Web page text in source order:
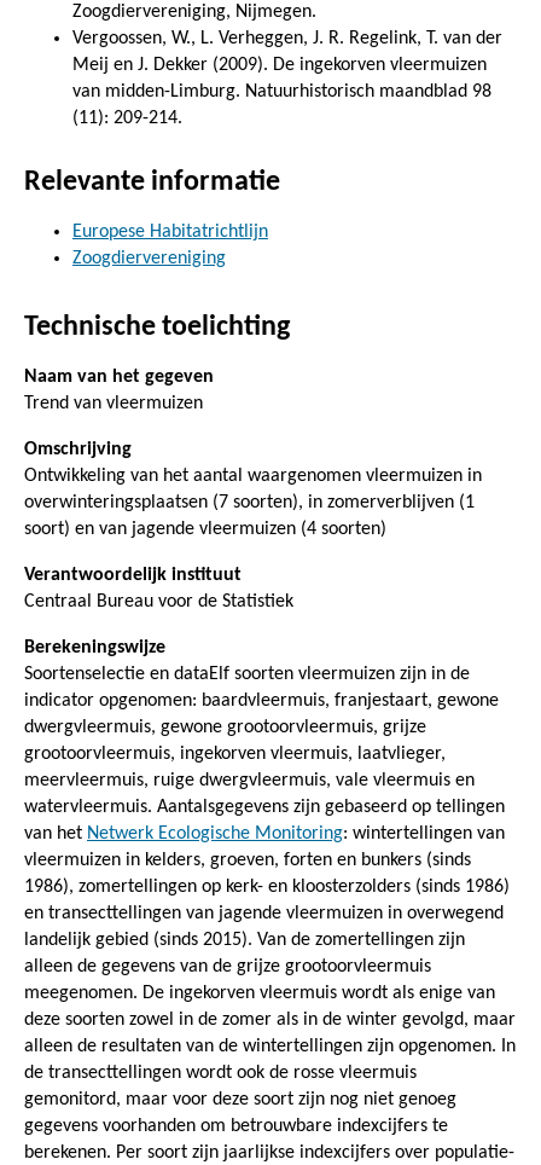
Zoogdiervereniging, Nijmegen.
Vergoossen, W., L. Verheggen, J. R. Regelink, T. van der
Meij en J. Dekker (2009). De ingekorven vleermuizen
van midden-Limburg. Natuurhistorisch maandblad 98
(11): 209-214.
Relevante informatie
Europese Habitatrichtlijn
Zoogdiervereniging
Technische toelichting
Naam van het gegeven
Trend van vleermuizen
Omschrijving
Ontwikkeling van het aantal waargenomen vleermuizen in
overwinteringsplaatsen (7 soorten), in zomerverblijven (1
soort) en van jagende vleermuizen (4 soorten)
Verantwoordelijk instituut
Centraal Bureau voor de Statistiek
Berekeningswijze
Soortenselectie en dataElf soorten vleermuizen zijn in de
indicator opgenomen: baardvleermuis, franjestaart, gewone
dwergvleermuis, gewone grootoorvleermuis, grijze
grootoorvleermuis, ingekorven vleermuis, laatvlieger,
meervleermuis, ruige dwergvleermuis, vale vleermuis en
watervleermuis. Aantalsgegevens zijn gebaseerd op tellingen
van het Netwerk Ecologische Monitoring: wintertellingen van
vleermuizen in kelders, groeven, forten en bunkers (sinds
1986), zomertellingen op kerk- en kloosterzolders (sinds 1986)
en transecttellingen van jagende vleermuizen in overwegend
landelijk gebied (sinds 2015). Van de zomertellingen zijn
alleen de gegevens van de grijze grootoorvleermuis
meegenomen. De ingekorven vleermuis wordt als enige van
deze soorten zowel in de zomer als in de winter gevolgd, maar
alleen de resultaten van de wintertellingen zijn opgenomen. In
de transecttellingen wordt ook de rosse vleermuis
gemonitord, maar voor deze soort zijn nog niet genoeg
gegevens voorhanden om betrouwbare indexcijfers te
berekenen. Per soort zijn jaarlijkse indexcijfers over populatie-